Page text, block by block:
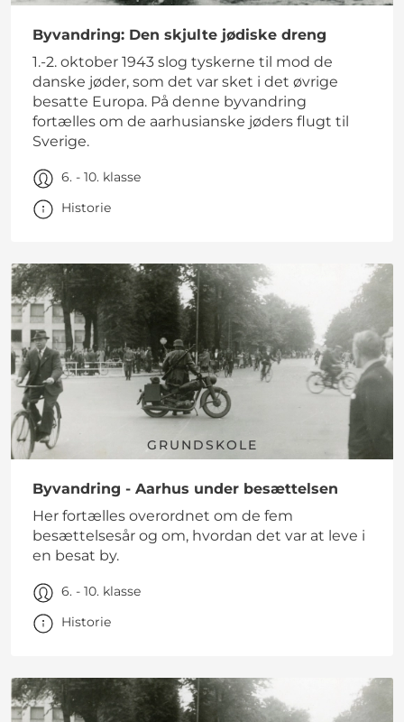
Byvandring: Den skjulte jødiske dreng
1.-2. oktober 1943 slog tyskerne til mod de
danske jøder, som det var sket i det øvrige
besatte Europa. På denne byvandring
fortælles om de aarhusianske jøders flugt til
Sverige.
6. - 10. klasse
Historie
GRUNDSKOLE
Byvandring - Aarhus under besættelsen
Her fortælles overordnet om de fem
besættelsesår og om, hvordan det var at leve i
en besat by.
6. - 10. klasse
Historie